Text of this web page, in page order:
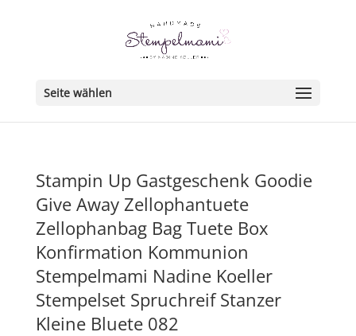
Seite wählen
Stampin Up Gastgeschenk Goodie
Give Away Zellophantuete
Zellophanbag Bag Tuete Box
Konfirmation Kommunion
Stempelmami Nadine Koeller
Stempelset Spruchreif Stanzer
Kleine Bluete 082